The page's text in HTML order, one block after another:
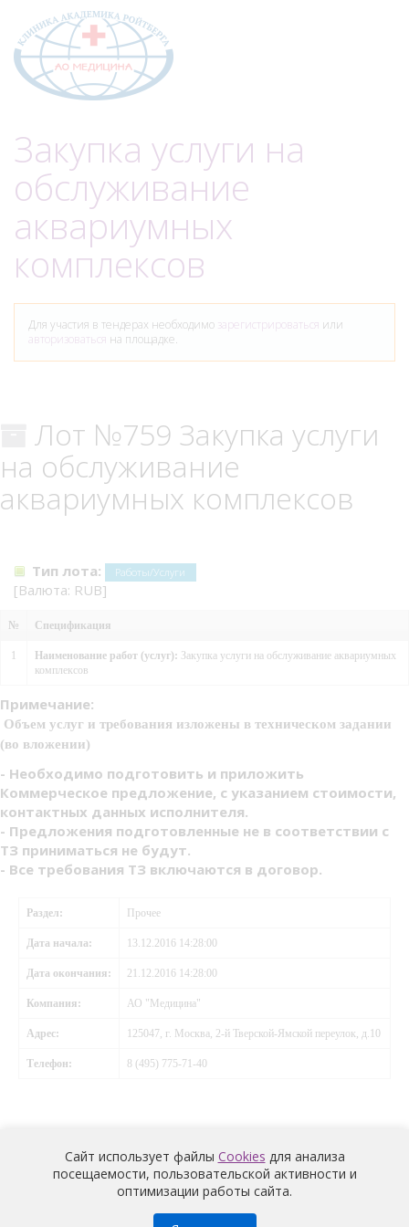
Закупка услуги на
обслуживание
аквариумных
комплексов
Для участия в тендерах необходимо зарегистрироваться или
авторизоваться на площадке.
Лот №759 Закупка услуги
на обслуживание
аквариумных комплексов
Тип лота: Работы/Услуги
[Валюта: RUB]
№ Спецификация
Наименование работ (услуг): Закупка услуги на обслуживание аквариумных
комплексов
Примечание:
Объем услуг и требования изложены в техническом задании
(во вложении)
- Необходимо подготовить и приложить
Коммерческое предложение, с указанием стоимости,
контактных данных исполнителя.
- Предложения подготовленные не в соответствии с
ТЗ приниматься не будут.
- Все требования ТЗ включаются в договор.
Раздел: Прочее
Дата начала: 13.12.2016 14:28:00
Дата окончания: 21.12.2016 14:28:00
Компания: АО "Медицина"
Адрес: 125047, г. Москва, 2-й Тверской-Ямской переулок, д.10
Телефон: 8 (495) 775-71-40
© 2026 | Политика конфиденциальности
Сайт использует файлы Cookies для анализа
посещаемости, пользовательской активности и
оптимизации работы сайта.